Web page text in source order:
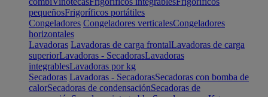
pequeñosFrigoríficos portátiles
Congeladores Congeladores verticalesCongeladores
horizontales
Lavadoras Lavadoras de carga frontalLavadoras de carga
superiorLavadoras - SecadorasLavadoras
integrablesLavadoras por kg
Secadoras Lavadoras - SecadorasSecadoras con bomba de
calorSecadoras de condensaciónSecadoras de